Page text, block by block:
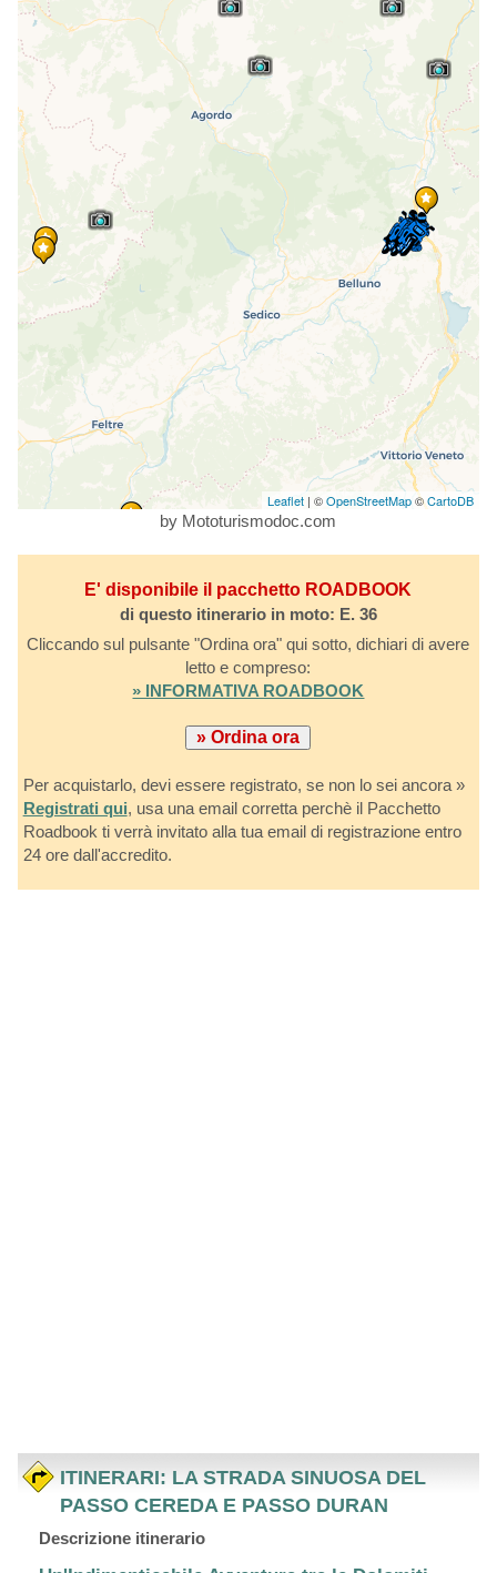
Leaflet | ©OpenStreetMap©CartoDB
by Mototurismodoc.com
E' disponibile il pacchetto ROADBOOK
di questo itinerario in moto: E. 36
Cliccando sul pulsante "Ordina ora" qui sotto, dichiari di avere
letto e compreso:
» INFORMATIVA ROADBOOK
Per acquistarlo, devi essere registrato, se non lo sei ancora »
Registrati qui, usa una email corretta perchè il Pacchetto
Roadbook ti verrà invitato alla tua email di registrazione entro
24 ore dall'accredito.
ITINERARI: LA STRADA SINUOSA DEL
PASSO CEREDA E PASSO DURAN
Descrizione itinerario